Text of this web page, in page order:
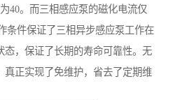
40。而三相感应泵的磁化电流仅
条件保证了三相异步感应泵工作在
态，保证了长期的寿命可靠性。无
真正实现了免维护，省去了定期维